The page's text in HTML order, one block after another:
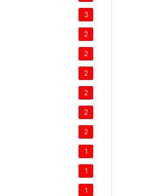
3
2
2
2
2
2
2
1
1
1